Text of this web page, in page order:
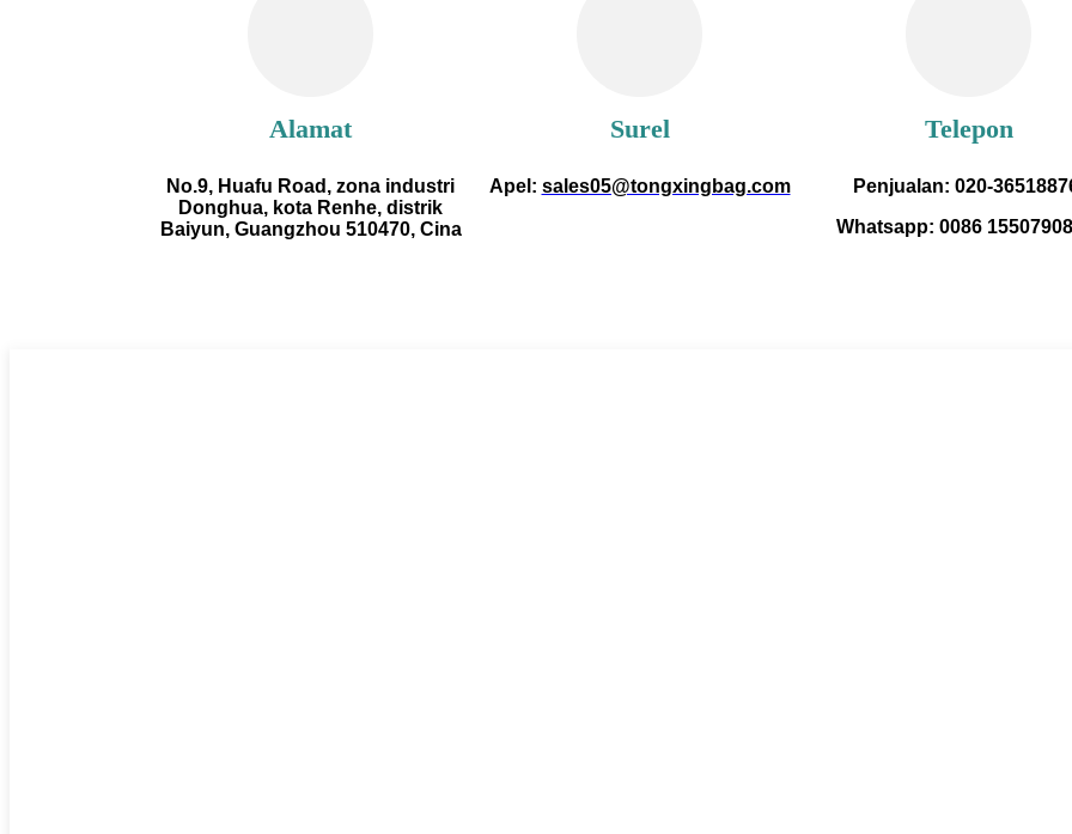
Alamat
No.9, Huafu Road, zona industri
Donghua, kota Renhe, distrik
Baiyun, Guangzhou 510470, Cina
Surel
Apel: sales05@tongxingbag.com
Telepon
Penjualan: 020-
Whatsapp: 0086